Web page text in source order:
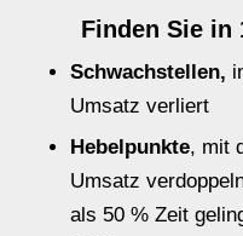
Finden Sie in
Schwachstellen,
Umsatz verliert
Hebelpunkte, mit
Umsatz
als 50 % Zeit